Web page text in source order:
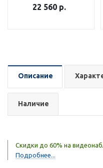
22 560 р.
Описание
Наличие
Скидки до 60% на
Подробнее...